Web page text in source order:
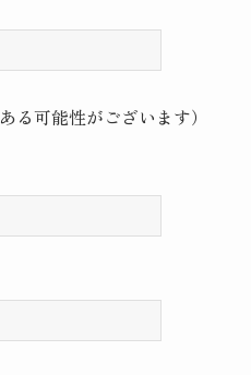
る可能性がございます）